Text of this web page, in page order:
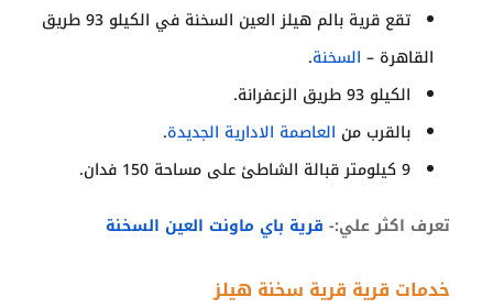
تقع قرية بالم هيلز العين السخنة في الكيلو 93 طريق
القاهرة – السخنة.
الكيلو 93 طريق الزعفرانة.
بالقرب من العاصمة الادارية الجديدة.
9 كيلومتر قبالة الشاطئ على مساحة 150 فدان.
تعرف اكثر علي:- قرية باي ماونت العين السخنة
خدمات قرية قرية سخنة هيلز